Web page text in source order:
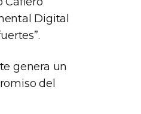
Digital
genera un
del